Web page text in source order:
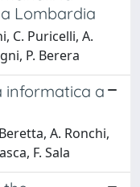
Lombardia
C. Puricelli, A.
P. Berera
informatica a
A. Ronchi,
F. Sala